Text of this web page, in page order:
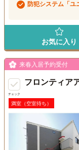
防犯システム「ユ
お気に入り
チェック
来春入居予約受付
フロンティア
満室（空室待ち）